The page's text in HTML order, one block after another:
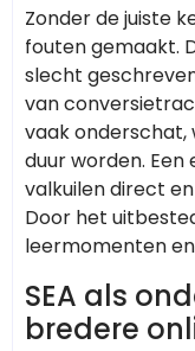
Zonder de juiste
fouten gemaakt.
slecht
van
vaak
duur worden. Een
valkuilen direct
Door het
leermomenten
SEA als
bredere